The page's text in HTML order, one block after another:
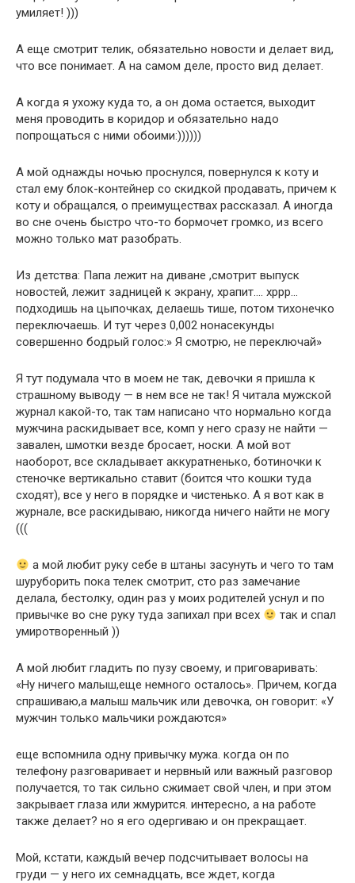
умиляет! )))
А еще смотрит телик, обязательно новости и делает вид,
что все понимает. А на самом деле, просто вид делает.
А когда я ухожу куда то, а он дома остается, выходит
меня проводить в коридор и обязательно надо
попрощаться с ними обоими:))))))
А мой однажды ночью проснулся, повернулся к коту и
стал ему блок-контейнер со скидкой продавать, причем к
коту и обращался, о преимуществах рассказал. А иногда
во сне очень быстро что-то бормочет громко, из всего
можно только мат разобрать.
Из детства: Папа лежит на диване ,смотрит выпуск
новостей, лежит задницей к экрану, храпит…. хррр…
подходишь на цыпочках, делаешь тише, потом тихонечко
переключаешь. И тут через 0,002 нонасекунды
совершенно бодрый голос:» Я смотрю, не переключай»
Я тут подумала что в моем не так, девочки я пришла к
страшному выводу — в нем все не так! Я читала мужской
журнал какой-то, так там написано что нормально когда
мужчина раскидывает все, комп у него сразу не найти —
завален, шмотки везде бросает, носки. А мой вот
наоборот, все складывает аккуратненько, ботиночки к
стеночке вертикально ставит (боится что кошки туда
сходят), все у него в порядке и чистенько. А я вот как в
журнале, все раскидываю, никогда ничего найти не могу
(((
а мой любит руку себе в штаны засунуть и чего то там
шуруборить пока телек смотрит, сто раз замечание
делала, бестолку, один раз у моих родителей уснул и по
привычке во сне руку туда запихал при всех
так и спал
умиротворенный ))
А мой любит гладить по пузу своему, и приговаривать:
«Ну ничего малыш,еще немного осталось». Причем, когда
спрашиваю,а малыш мальчик или девочка, он говорит: «У
мужчин только мальчики рождаются»
еще вспомнила одну привычку мужа. когда он по
телефону разговаривает и нервный или важный разговор
получается, то так сильно сжимает свой член, и при этом
закрывает глаза или жмурится. интересно, а на работе
также делает? но я его одергиваю и он прекращает.
Мой, кстати, каждый вечер подсчитывает волосы на
груди — у него их семнадцать, все ждет, когда